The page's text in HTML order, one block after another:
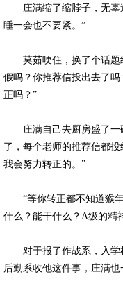
庄满缩了缩脖子，无辜
睡一会也不要紧。”
莫茹哽住，换了个话题
假吗？你推荐信投出去了
正吗？”
庄满自己去厨房盛了一
了，每个老师的推荐信都
我会努力转正的。”
“等你转正都不知道猴年
什么？能干什么？A级的精
对于报了作战系，入学
后勤系收他这件事，庄满也